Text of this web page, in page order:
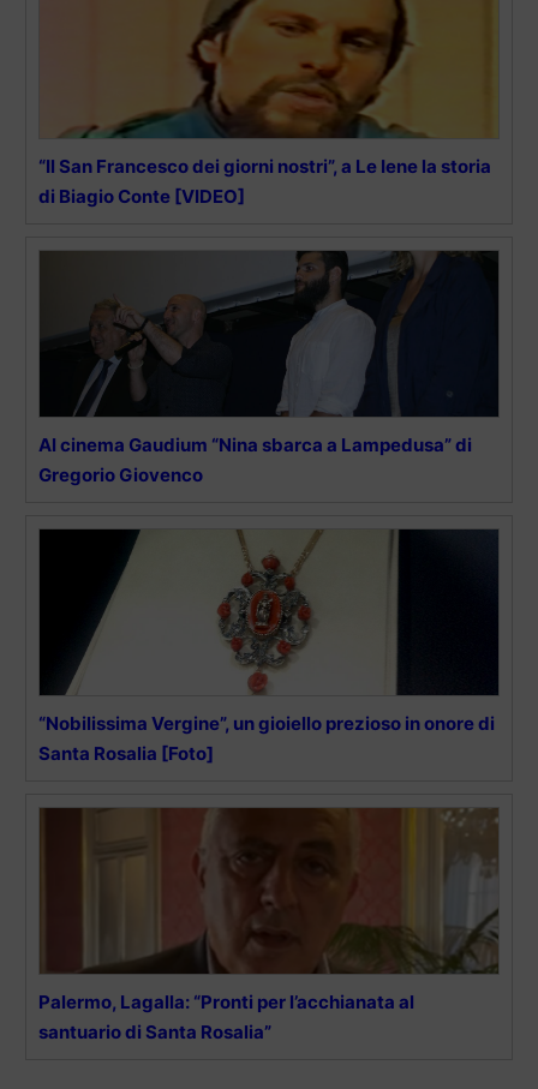
“Il San Francesco dei giorni nostri”, a Le Iene la storia
di Biagio Conte [VIDEO]
Al cinema Gaudium “Nina sbarca a Lampedusa” di
Gregorio Giovenco
“Nobilissima Vergine”, un gioiello prezioso in onore di
Santa Rosalia [Foto]
Palermo, Lagalla: “Pronti per l’acchianata al
santuario di Santa Rosalia”